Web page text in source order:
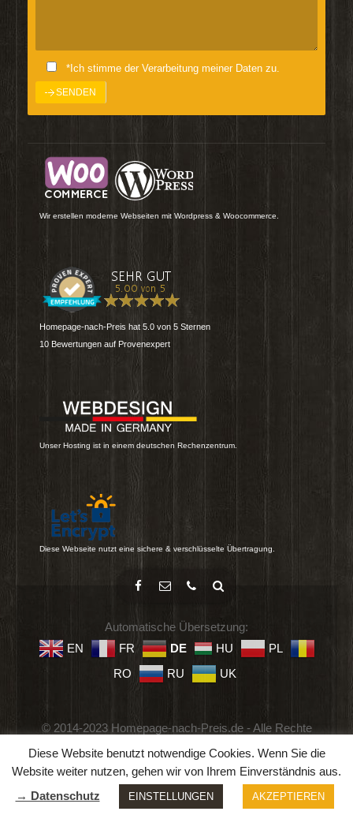
*Ich stimme der Verarbeitung meiner Daten zu.
Wir erstellen moderne Webseiten mit Wordpress & Woocommerce.
Homepage-nach-Preis hat 5.0 von 5 Sternen
10 Bewertungen auf Provenexpert
Unser Hosting ist in einem deutschen Rechenzentrum.
Diese Webseite nutzt eine sichere & verschlüsselte Übertragung.
Automatische Übersetzung:
EN
FR DE HU
PL
RO
RU UK
© 2014-2023 Homepage-nach-Preis.de - Alle Rechte
Geschäftsbedingungen
Diese Website benutzt notwendige Cookies. Wenn Sie die
Website weiter nutzen, gehen wir von Ihrem Einverständnis aus.
→ Datenschutz
EINSTELLUNGEN AKZEPTIEREN